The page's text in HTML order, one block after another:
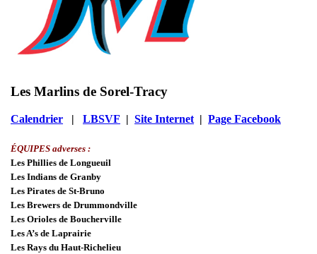
Les Marlins de Sorel-Tracy
Calendrier | LBSVF | Site Internet | Page Facebook
ÉQUIPES adverses :
Les Phillies de Longueuil
Les Indians de Granby
Les Pirates de St-Bruno
Les Brewers de Drummondville
Les Orioles de Boucherville
Les A’s de Laprairie
Les Rays du Haut-Richelieu